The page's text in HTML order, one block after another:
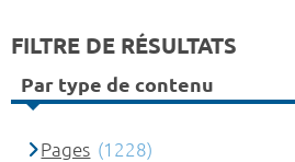
FILTRE DE RÉSULTATS
Par type de contenu
Pages (1228)